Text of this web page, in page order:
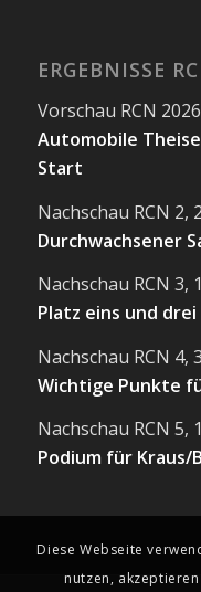
ERGEBNISSE
Vorschau RCN 2026
Automobile
Start
Nachschau RCN 2,
Durchwachsener
Nachschau RCN 3,
Platz eins und
Nachschau RCN 4,
Wichtige Punkte
Nachschau RCN 5,
Podium für Kraus/
Diese Webseite
nutzen,